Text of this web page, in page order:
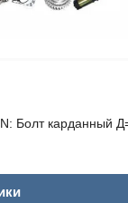
Болт карданный